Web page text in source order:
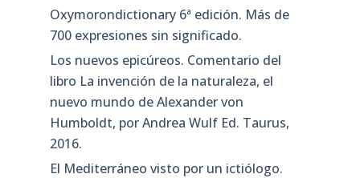
Oxymorondictionary 6ª edición. Más de
700 expresiones sin significado.
Los nuevos epicúreos. Comentario del
libro La invención de la naturaleza, el
nuevo mundo de Alexander von
Humboldt, por Andrea Wulf Ed. Taurus,
2016.
El Mediterráneo visto por un ictiólogo.